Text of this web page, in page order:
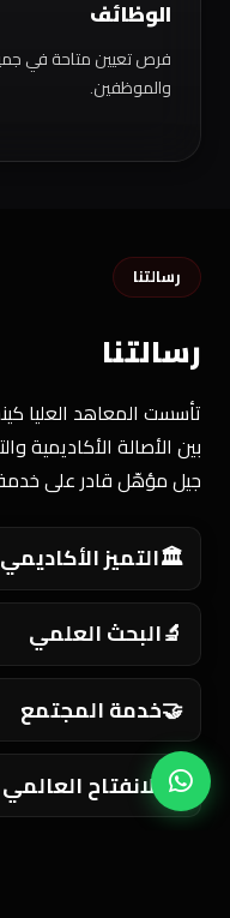
الوظائف
فرص تعيين متاحة في
والموظفين.
رسالتنا
رسالتنا
تأسست المعاهد العليا
بين الأصالة الأكاديمية
جيل مؤهّل قادر على
🏛️التميز الأكاديمي
🔬 البحث العلمي
🤝خدمة المجتمع
🌍 الانفتاح العالمي